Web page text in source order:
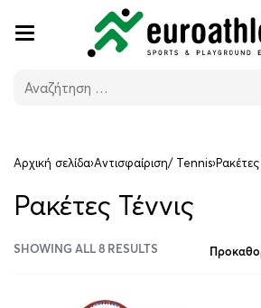
Αρχική σελίδα›Αντισφαίριση/ Tennis›Ρακέτες
Ρακέτες Τέννις
SHOWING ALL 8 RESULTS